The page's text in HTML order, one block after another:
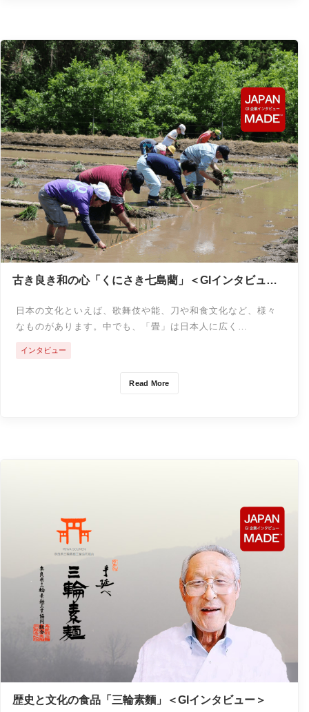
古き良き和の心「くにさき七島藺」＜GIインタビュー
日本の文化といえば、歌舞伎や能、刀や和食文化など、様々
なものがあります。中でも、「畳」は日本人に広く…
Read More
インタビュー
歴史と文化の食品「三輪素麵」＜GIインタビュー＞